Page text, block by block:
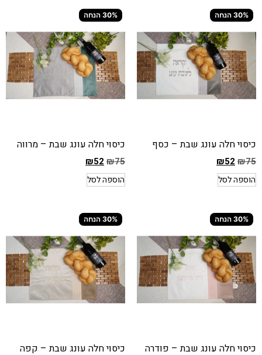
₪84
המחיר
הנוכחי
₪59
₪84
המחיר
הנוכחי
₪59
30% הנחה
כיסוי חלה עונג שבת – כסף
₪75
₪52
המחיר
הקודם
₪75
המחיר
הנוכחי
הוא
₪52
הוספה לסל
30% הנחה
כיסוי חלה עונג שבת – מרווה
₪75
₪52
המחיר
הקודם
₪75
המחיר
הנוכחי
הוא
₪52
הוספה לסל
30% הנחה
כיסוי חלה עונג שבת – פודרה
30% הנחה
כיסוי חלה עונג שבת – קפה